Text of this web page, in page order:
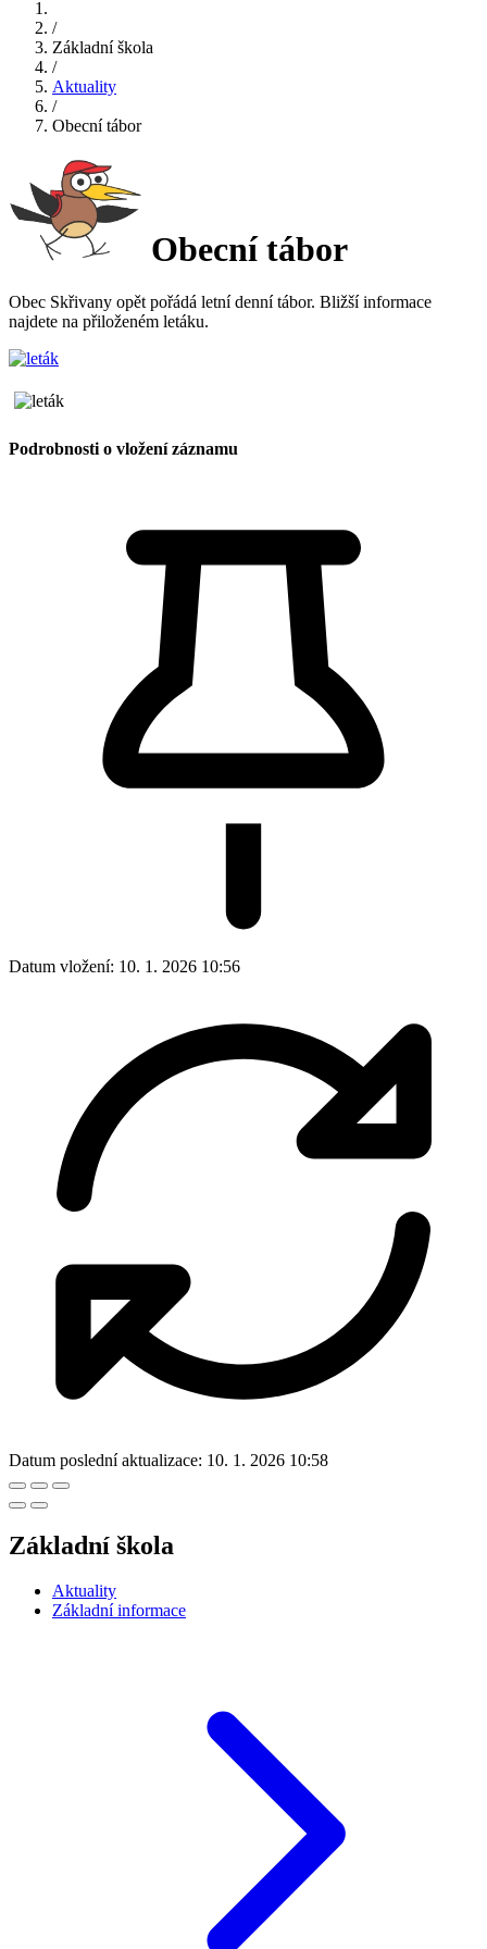
/
Základní škola
/
Aktuality
/
Obecní tábor
Obecní tábor
Obec Skřivany opět pořádá letní denní tábor. Bližší informace
najdete na přiloženém letáku.
Podrobnosti o vložení záznamu
Datum vložení: 10. 1. 2026 10:56
Datum poslední aktualizace: 10. 1. 2026 10:58
Základní škola
Aktuality
Základní informace